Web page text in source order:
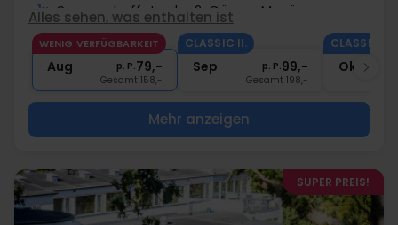
1x Sommerbuffet oder 2-Gänge-Menü
∞ Kaffee­­ rund um die Uhr
∞ Gratis Parken und Internet
Alles sehen, was enthalten ist
WENIG VERFÜGBARKEIT
Aug p. P.79,-
Gesamt 158,-
CLASSIC II.
Sep p. P.99,-
Gesamt 198,-
CLASSIC II.
Okt
Mehr anzeigen
SUPER PREIS!